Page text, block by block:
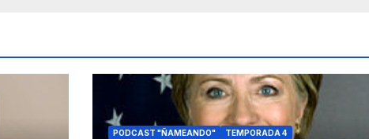
PODCAST "ÑAMEANDO" TEMPORADA 4